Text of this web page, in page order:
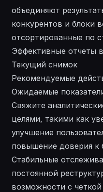
объединяют
конкурентов и блоки
отсортированные по
Эффективные отчеты
Текущий снимок
Рекомендуемые
Ожидаемые
Свяжите
целями, такими как
улучшение
повышение доверия к
Стабильные
постоянной
возможности с